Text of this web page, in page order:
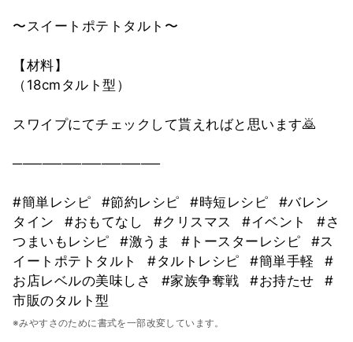
〜スイートポテトタルト〜
【材料】
（18cmタルト型）
スワイプにてチェックして貰えればと思います🙇
───────────────
#簡単レシピ #節約レシピ #時短レシピ
#バレン
タイン
#おもてなし #クリスマス #イベント
#さ
つまいもレシピ
#激うま #トースターレシピ
#ス
イートポテトタルト
#タルトレシピ #簡単手軽
#
お店レベルの美味しさ
#家族争奪戦 #お持たせ
#
市販のタルト型
※みやすさのために書式を一部改変しています。